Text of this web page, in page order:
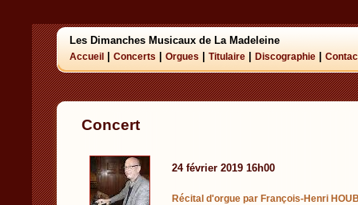
Les Dimanches Musicaux de La Madeleine
Accueil Concerts Orgues Titulaire Discographie
Concert
24 février 2019 16h00
Récital d'orgue par François-Henri